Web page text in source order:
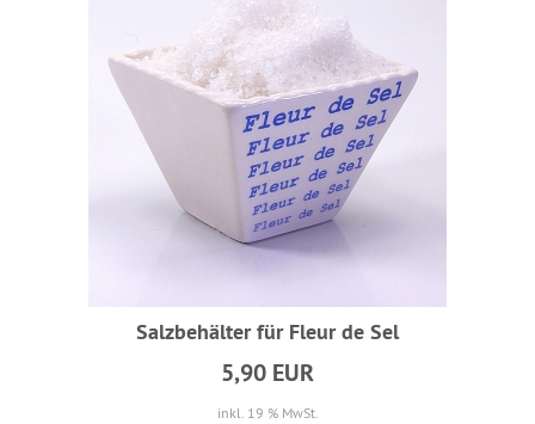
Salzbehälter für Fleur de Sel
5,90 EUR
inkl. 19 % MwSt.